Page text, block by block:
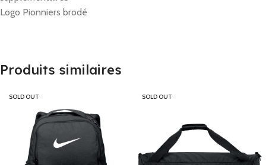
Logo Pionniers brodé
Produits similaires
SOLD OUT SOLD OUT